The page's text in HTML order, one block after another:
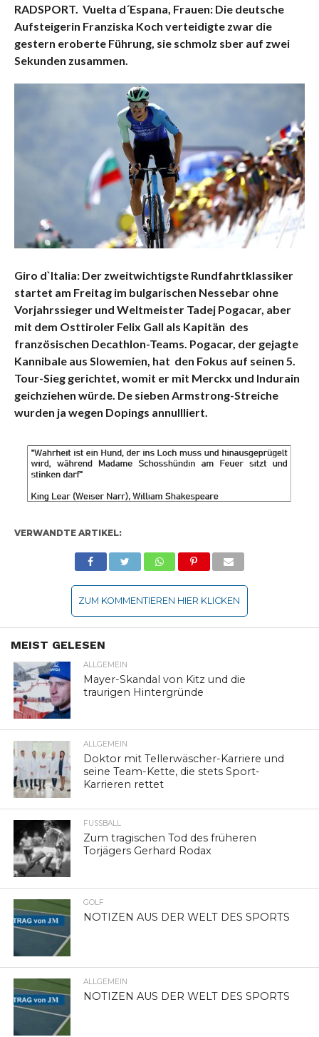
RADSPORT. Vuelta d´Espana, Frauen: Die deutsche
Aufsteigerin Franziska Koch verteidigte zwar die
gestern eroberte Führung, sie schmolz sber auf zwei
Sekunden zusammen.
Giro d`Italia: Der zweitwichtigste Rundfahrtklassiker
startet am Freitag im bulgarischen Nessebar ohne
Vorjahrssieger und Weltmeister Tadej Pogacar, aber
mit dem Osttiroler Felix Gall als Kapitän des
französischen Decathlon-Teams. Pogacar, der gejagte
Kannibale aus Slowemien, hat den Fokus auf seinen 5.
Tour-Sieg gerichtet, womit er mit Merckx und Indurain
geichziehen würde. De sieben Armstrong-Streiche
wurden ja wegen Dopings annullliert.
VERWANDTE ARTIKEL:
ZUM KOMMENTIEREN HIER KLICKEN
MEIST GELESEN
ALLGEMEIN
Mayer-Skandal von Kitz und die
traurigen Hintergründe
ALLGEMEIN
Doktor mit Tellerwäscher-Karriere und
seine Team-Kette, die stets Sport-
Karrieren rettet
FUSSBALL
Zum tragischen Tod des früheren
Torjägers Gerhard Rodax
GOLF
NOTIZEN AUS DER WELT DES SPORTS
ALLGEMEIN
NOTIZEN AUS DER WELT DES SPORTS